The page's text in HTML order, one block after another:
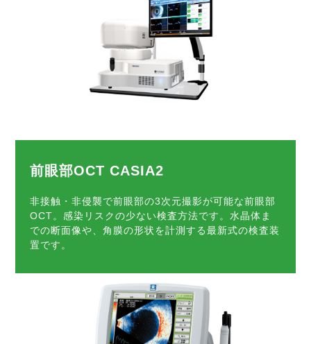
前眼部OCT CASIA2
非接触・非侵襲で前眼部の3次元撮影が可能な前眼部
OCT。感染リスクの少ない検査方法です。水晶体ま
での断面像や、角膜の形状を計測する最新式の検査装
置です。